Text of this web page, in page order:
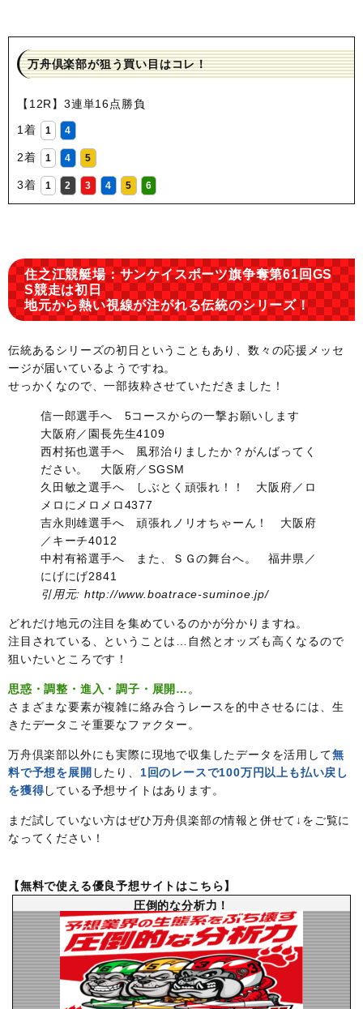
万舟倶楽部が狙う買い目はコレ！
【12R】3連単16点勝負
1着
1 4
2着 1 4 5
3着 1 2 3 4 5 6
住之江競艇場：サンケイスポーツ旗争奪第61回GS
S競走は初日
地元から熱い視線が注がれる伝統のシリーズ！
伝統あるシリーズの初日ということもあり、数々の応援メッセ
ージが届いているようですね。
せっかくなので、一部抜粋させていただきました！
信一郎選手へ 5コースからの一撃お願いします
大阪府／園長先生4109
西村拓也選手へ 風邪治りましたか？がんばってく
ださい。 大阪府／SGSM
久田敏之選手へ しぶとく頑張れ！！ 大阪府／ロ
メロにメロメロ4377
吉永則雄選手へ 頑張れノリオちゃーん！ 大阪府
／キーチ4012
中村有裕選手へ また、ＳＧの舞台へ。 福井県／
にげにげ2841
引用元: http://www.boatrace-suminoe.jp/
どれだけ地元の注目を集めているのかが分かりますね。
注目されている、ということは…自然とオッズも高くなるので
狙いたいところです！
思惑・調整・進入・調子・展開… 。
さまざまな要素が複雑に絡み合うレースを的中させるには、生
きたデータこそ重要なファクター。
万舟倶楽部以外にも実際に現地で収集したデータを活用して無
料で予想を展開 したり、 1回のレースで100万円以上も払い戻し
を獲得している予想サイトはあります。
まだ試していない方はぜひ万舟倶楽部の情報と併せて↓をご覧に
なってください！
【無料で使える優良予想サイトはこちら】
圧倒的な分析力！